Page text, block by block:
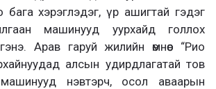
хэрэглэдэг, үр ашигтай гэдэг
машинууд уурхайд голлох
Арав гаруй жилийн өмнөөс “Рио
алсын удирдлагатай тов
нэвтэрч, осол аваарын